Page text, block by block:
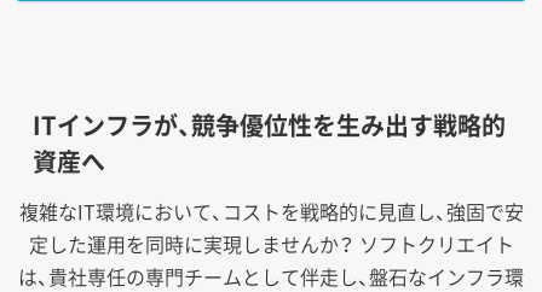
ITインフラが、競争優位性を生み出す戦略的
資産へ
複雑なIT環境において、コストを戦略的に見直し、強固で安
定した運用を同時に実現しませんか？ ソフトクリエイト
は、貴社専任の専門チームとして伴走し、盤石なインフラ環